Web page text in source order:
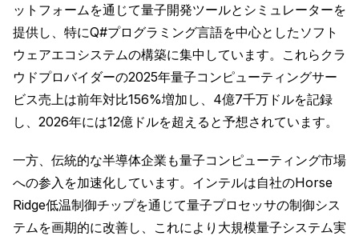
ットフォームを通じて量子開発ツールとシミュレーターを
提供し、特にQ#プログラミング言語を中心としたソフト
ウェアエコシステムの構築に集中しています。これらクラ
ウドプロバイダーの2025年量子コンピューティングサー
ビス売上は前年対比156%増加し、4億7千万ドルを記録
し、2026年には12億ドルを超えると予想されています。
一方、伝統的な半導体企業も量子コンピューティング市場
への参入を加速化しています。インテルは自社のHorse
Ridge低温制御チップを通じて量子プロセッサの制御シス
テムを画期的に改善し、これにより大規模量子システム実